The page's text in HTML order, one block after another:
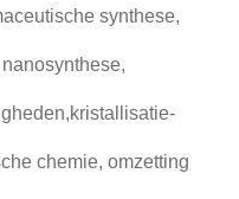
synthese,
chemie, omzetting